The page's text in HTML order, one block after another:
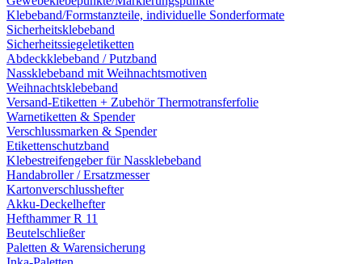
Klebeband/Formstanzteile, individuelle Sonderformate
Sicherheitsklebeband
Sicherheitssiegeletiketten
Abdeckklebeband / Putzband
Nassklebeband mit Weihnachtsmotiven
Weihnachtsklebeband
Versand-Etiketten + Zubehör Thermotransferfolie
Warnetiketten & Spender
Verschlussmarken & Spender
Etikettenschutzband
Klebestreifengeber für Nassklebeband
Handabroller / Ersatzmesser
Kartonverschlusshefter
Akku-Deckelhefter
Hefthammer R 11
Beutelschließer
Paletten & Warensicherung